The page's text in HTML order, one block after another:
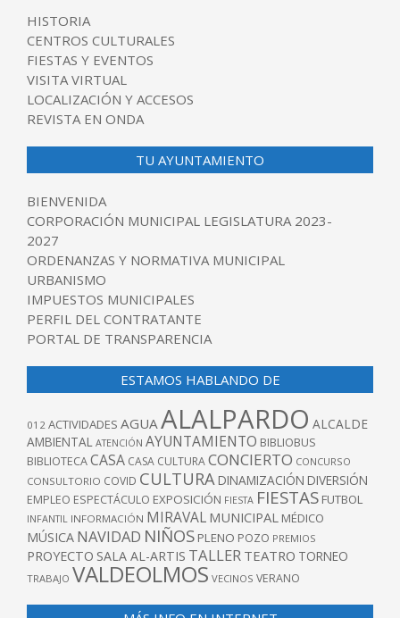
HISTORIA
CENTROS CULTURALES
FIESTAS Y EVENTOS
VISITA VIRTUAL
LOCALIZACIÓN Y ACCESOS
REVISTA EN ONDA
TU AYUNTAMIENTO
BIENVENIDA
CORPORACIÓN MUNICIPAL LEGISLATURA 2023-
2027
ORDENANZAS Y NORMATIVA MUNICIPAL
URBANISMO
IMPUESTOS MUNICIPALES
PERFIL DEL CONTRATANTE
PORTAL DE TRANSPARENCIA
ESTAMOS HABLANDO DE
012 ACTIVIDADES AGUA ALALPARDO ALCALDE
AMBIENTAL ATENCIÓN AYUNTAMIENTO BIBLIOBUS
BIBLIOTECACASA CASA CULTURACONCIERTO CONCURSO
CONSULTORIO COVID CULTURA DINAMIZACIÓN DIVERSIÓN
EMPLEO ESPECTÁCULO EXPOSICIÓN FIESTA FIESTAS FUTBOL
INFANTIL INFORMACIÓN MIRAVAL MUNICIPAL MÉDICO
MÚSICA NAVIDAD NIÑOS PLENO POZO PREMIOS
PROYECTO SALA AL-ARTIS TALLER TEATRO TORNEO
TRABAJO VALDEOLMOS VECINOS VERANO